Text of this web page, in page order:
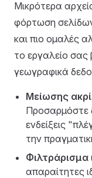
Μικρότερα
φόρτωση
και πιο ομαλές
το εργαλείο σας
γεωγραφικά
Μείωσης
Προσαρμόστε
ενδείξεις
την
Φιλτράρισμα
απαραίτητες